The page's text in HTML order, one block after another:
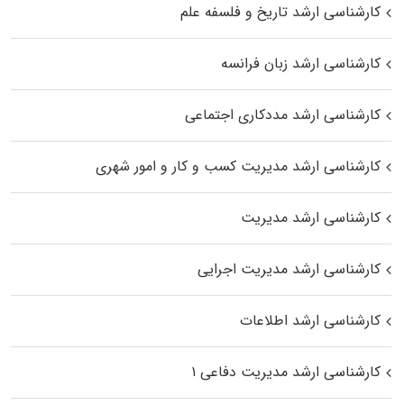
کارشناسی ارشد تاریخ و فلسفه علم
کارشناسی ارشد زبان فرانسه
کارشناسی ارشد مددکاری اجتماعی
کارشناسی ارشد مدیریت کسب و کار و امور شهری
کارشناسی ارشد مدیریت
کارشناسی ارشد مدیریت اجرایی
کارشناسی ارشد اطلاعات
کارشناسی ارشد مدیریت دفاعی ۱